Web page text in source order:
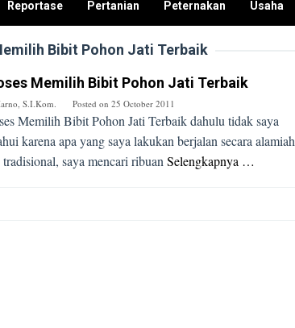
Reportase Pertanian Peternakan Usaha
Bibit Pohon Jati Terbaik
Memilih Bibit Pohon Jati Terbaik
S.I.Kom. Posted on 25 October 2011
Memilih Bibit Pohon Jati Terbaik dahulu tidak saya
karena apa yang saya lakukan berjalan secara alamiah
tradisional, saya mencari ribuan Selengkapnya …